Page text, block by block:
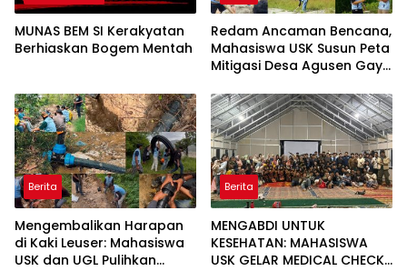
MUNAS BEM SI Kerakyatan
Berhiaskan Bogem Mentah
Redam Ancaman Bencana,
Mahasiswa USK Susun Peta
Mitigasi Desa Agusen Gayo
Berita
Mengembalikan Harapan
di Kaki Leuser: Mahasiswa
USK dan UGL Pulihkan
Berita
MENGABDI UNTUK
KESEHATAN: MAHASISWA
USK GELAR MEDICAL CHECK